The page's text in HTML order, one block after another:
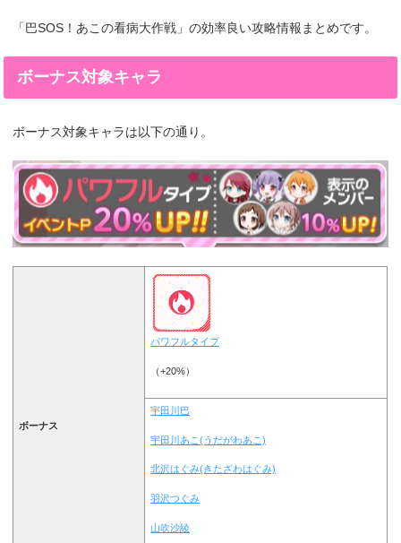
「巴SOS！あこの看病大作戦」の効率良い攻略情報まとめです。
ボーナス対象キャラ
ボーナス対象キャラは以下の通り。
ボーナス
パワフルタイプ
（+20%）
宇田川巴
宇田川あこ(うだがわあこ)
北沢はぐみ(きたざわはぐみ)
羽沢つぐみ
山吹沙綾